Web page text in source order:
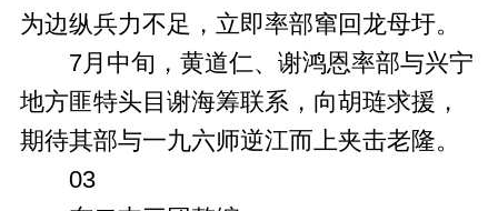
为边纵兵力不足，立即率部窜回龙母圩。
7月中旬，黄道仁、谢鸿恩率部与兴宁
地方匪特头目谢海筹联系，向胡琏求援，
期待其部与一九六师逆江而上夹击老隆。
03